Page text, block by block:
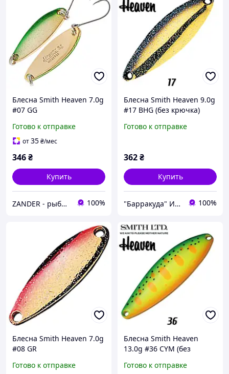
Блесна Smith Heaven 7.0g
#07 GG
Готово к отправке
от35₴/мес
346₴
Купить
ZANDER - рыболовный интернет-магазин 100%
Блесна Smith Heaven 9.0g
#17 BHG (без крючка)
Готово к отправке
362₴
Купить
"Барракуда" Интернет-магазин 100%
Блесна Smith Heaven 7.0g
#08 GR
Готово к отправке
Блесна Smith Heaven
13.0g #36 CYM (без
Готово к отправке